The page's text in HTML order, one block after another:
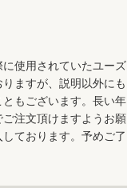
使用されていたユーズ
ますが、説明以外にも
もございます。長い年
注文頂けますようお願
ております。予めご了